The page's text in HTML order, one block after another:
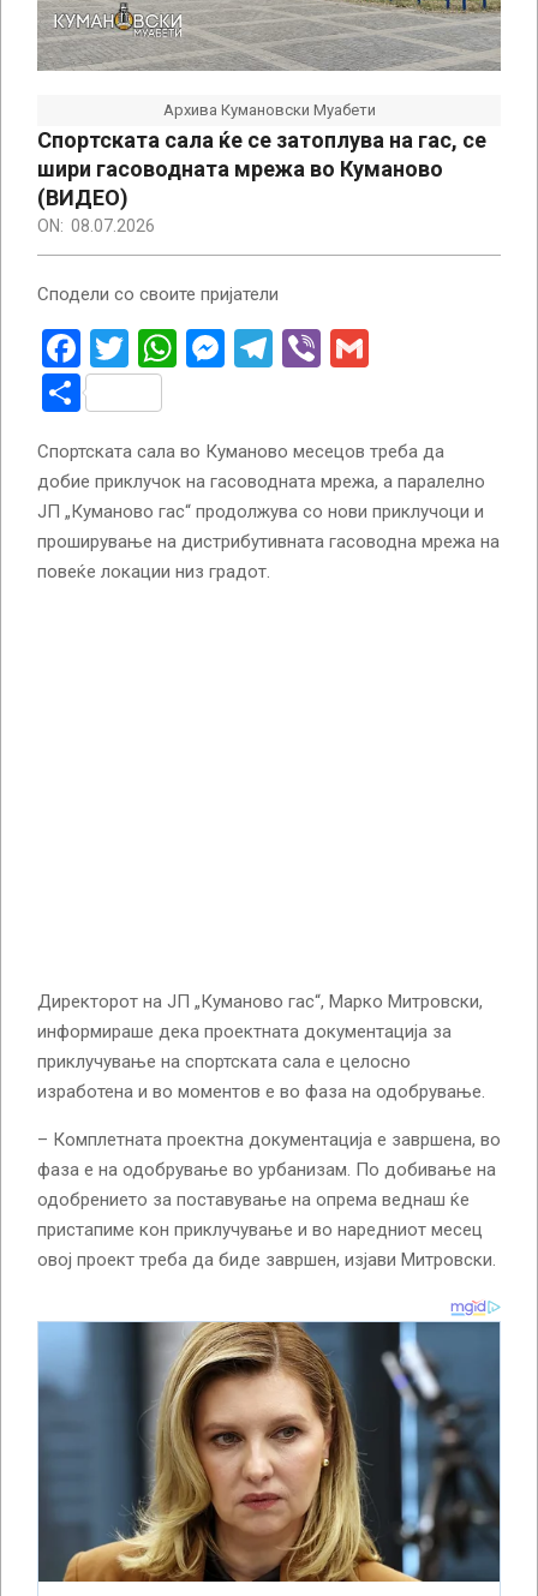
Архива Кумановски Муабети
Спортската сала ќе се затоплува на гас, се
шири гасоводната мрежа во Куманово
(ВИДЕО)
ON: 08.07.2026
Сподели со своите пријатели
Facebook
Twitter
WhatsApp
Messenger
Telegram
Viber
Share
Спортската сала во Куманово месецов треба да
добие приклучок на гасоводната мрежа, а паралелно
ЈП „Куманово гас“ продолжува со нови приклучоци и
проширување на дистрибутивната гасоводна мрежа на
повеќе локации низ градот.
Директорот на ЈП „Куманово гас“, Марко Митровски,
информираше дека проектната документација за
приклучување на спортската сала е целосно
изработена и во моментов е во фаза на одобрување.
– Комплетната проектна документација е завршена, во
фаза е на одобрување во урбанизам. По добивање на
одобрението за поставување на опрема веднаш ќе
пристапиме кон приклучување и во наредниот месец
овој проект треба да биде завршен, изјави Митровски.